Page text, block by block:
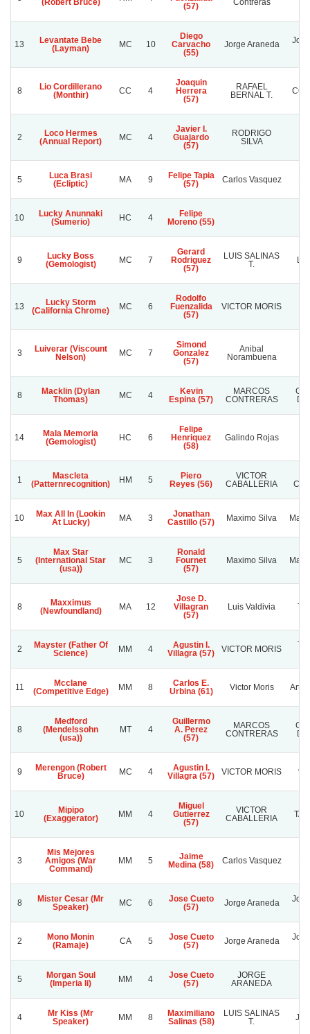
(Robert Bruce)
(57)
Contreras
13
Levantate Bebe
(Layman)
MC 10
Diego
Carvacho
(55)
Jorge Araneda
8
Lio Cordillerano
(Monthir)
CC 4
Joaquin
Herrera
(57)
RAFAEL
BERNAL T.
2
Loco Hermes
(Annual Report)
MC 4
Javier I.
Guajardo
(57)
RODRIGO
SILVA
5
Luca Brasi
(Ecliptic)
MA 9
Felipe Tapia
(57)
Carlos Vasquez
10
Lucky Anunnaki
(Sumerio)
HC 4
Felipe
Moreno (55)
9
Lucky Boss
(Gemologist)
MC 7
Gerard
Rodriguez
(57)
LUIS SALINAS
T.
LA
13
Lucky Storm
(California Chrome)
MC 6
Rodolfo
Fuenzalida
(57)
VICTOR MORIS
3
Luiverar (Viscount
Nelson)
MC 7
Simond
Gonzalez
(57)
Anibal
Norambuena
8
Macklin (Dylan
Thomas)
MC 4
Kevin
Espina (57)
MARCOS
CONTRERAS
14
Mala Memoria
(Gemologist)
HC 6
Felipe
Henriquez
(58)
Galindo Rojas
1
Mascleta
(Patternrecognition)
HM 5
Piero
Reyes (56)
VICTOR
CABALLERIA
10
Max All In (Lookin
At Lucky)
MA 3
Jonathan
Castillo (57)
Maximo Silva
5
Max Star
(International Star
(usa))
MC 3
Ronald
Fournet
(57)
Maximo Silva
8
Maxximus
(Newfoundland)
MA 12
Jose D.
Villagran
(57)
Luis Valdivia
2
Mayster (Father Of
Science)
MM 4
Agustin I.
Villagra (57)
VICTOR MORIS
11
Mcclane
(Competitive Edge)
MM 8
Carlos E.
Urbina (61)
Victor Moris
8
Medford
(Mendelssohn
(usa))
MT 4
Guillermo
A. Perez
(57)
MARCOS
CONTRERAS
9
Merengon (Robert
Bruce)
MC 4
Agustin I.
Villagra (57)
VICTOR MORIS
10
Mipipo
(Exaggerator)
MM 4
Miguel
Gutierrez
(57)
VICTOR
CABALLERIA
3
Mis Mejores
Amigos (War
Command)
MM 5
Jaime
Medina (58)
Carlos Vasquez
8
Mister Cesar (Mr
Speaker)
MC 6
Jose Cueto
(57)
Jorge Araneda
2
Mono Monin
(Ramaje)
CA 5
Jose Cueto
(57)
Jorge Araneda
5
Morgan Soul
(Imperia Ii)
MM 4
Jose Cueto
(57)
JORGE
ARANEDA
4
Mr Kiss (Mr
Speaker)
MM 8
Maximiliano
Salinas (58)
LUIS SALINAS
T.